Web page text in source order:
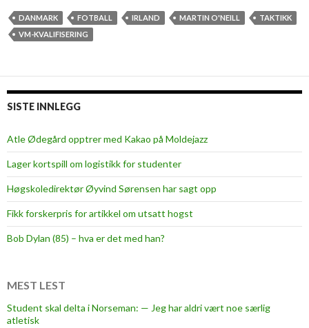
s
a
k
i
s
k
DANMARK FOTBALL IRLAND MARTIN O'NEILL
TAKTIKK
VM-KVALIFISERING
SISTE INNLEGG
Atle Ødegård opptrer med Kakao på Moldejazz
Lager kortspill om logistikk for studenter
Høgskoledirektør Øyvind Sørensen har sagt opp
Fikk forskerpris for artikkel om utsatt hogst
Bob Dylan (85) – hva er det med han?
MEST LEST
Student skal delta i Norseman: — Jeg har aldri vært noe særlig
atletisk